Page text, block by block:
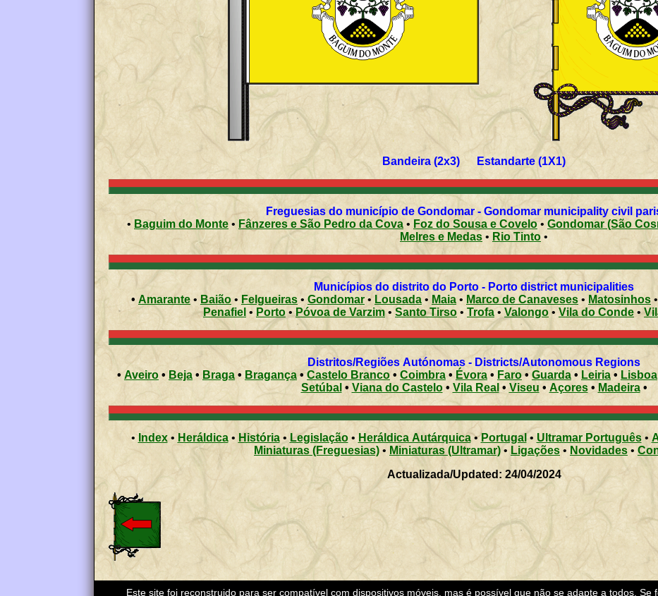
Bandeira (2x3) Estandarte (1X1)
Freguesias do município de Gondomar - Gondomar municipality civil
•
Baguim do Monte • Fânzeres e São Pedro da Cova • Foz do Sousa e Covelo• Gondomar
Melres e Medas • Rio Tinto•
Municípios do distrito do Porto - Porto district municipalities
• Amarante • Baião • Felgueiras • Gondomar • Lousada • Maia • Marco de Canaveses • Matosinhos •
Penafiel • Porto • Póvoa de Varzim• Santo Tirso • Trofa• Valongo • Vila do Conde •
Distritos/Regiões Autónomas - Districts/Autonomous Regions
• Aveiro • Beja • Braga • Bragança•Castelo Branco • Coimbra• Évora • Faro •Guarda • Leiria • Lisboa
Setúbal • Viana do Castelo• Vila Real • Viseu • Açores • Madeira •
• Index• Heráldica• História • Legislação • Heráldica Autárquica•Portugal•Ultramar Português•
Miniaturas (Freguesias) • Miniaturas (Ultramar) • Ligações • Novidades •
Actualizada/Updated: 24/04/2024
Este site foi reconstruido para ser compatível com dispositivos móveis, mas é possível que não se adapte a todos. Se